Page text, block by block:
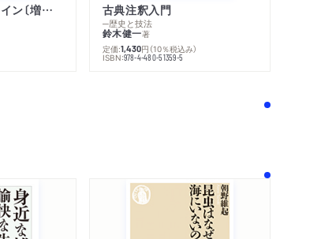
ウィトゲンシュタイン〔増補新版〕 古典注釈入門
─歴史と技法
鈴木健一著
定価:1,430円 （10％税込み）
ISBN:978-4-480-51359-5